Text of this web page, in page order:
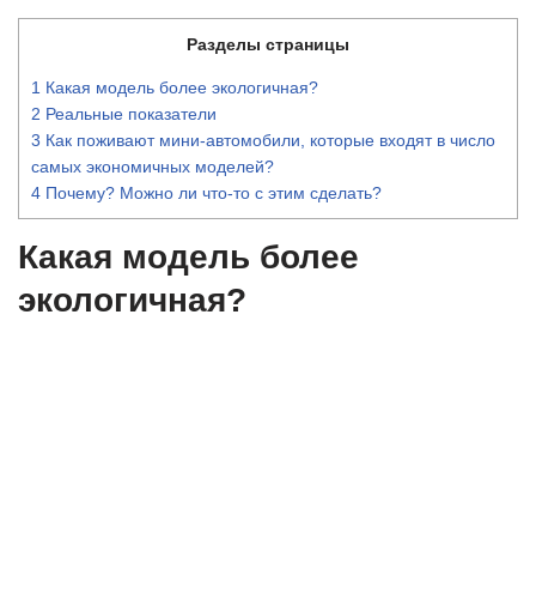
Разделы страницы
1 Какая модель более экологичная?
2 Реальные показатели
3 Как поживают мини-автомобили, которые входят в число
самых экономичных моделей?
4 Почему? Можно ли что-то с этим сделать?
Какая модель более
экологичная?